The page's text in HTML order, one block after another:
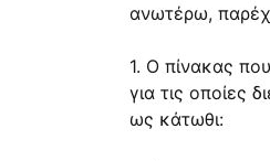
ανωτέρω,
1. Ο πίνακας
για τις οποίες
ως κάτωθι: